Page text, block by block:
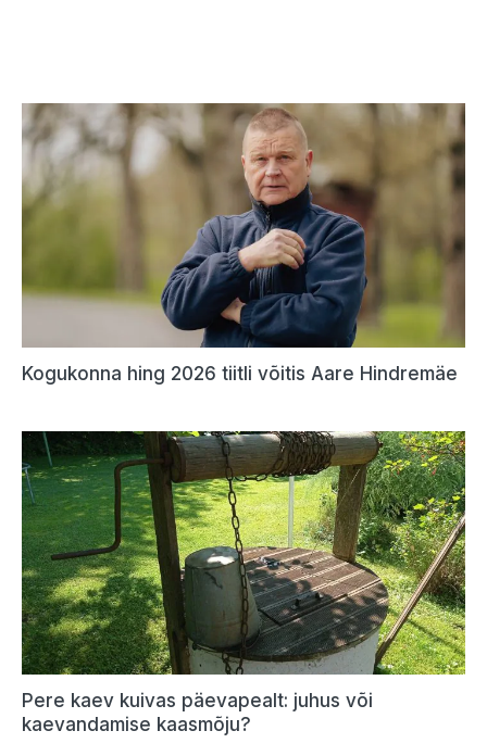
Kogukonna hing 2026 tiitli võitis Aare Hindremäe
Pere kaev kuivas päevapealt: juhus või
kaevandamise kaasmõju?